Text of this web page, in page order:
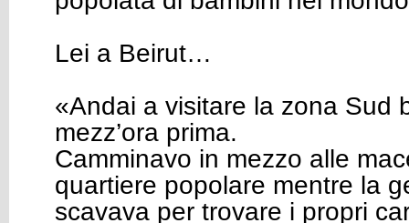
Lei a Beirut…
«Andai a visitare la zona Sud
mezz’ora prima.
Camminavo in mezzo alle
quartiere popolare mentre la
scavava per trovare i propri